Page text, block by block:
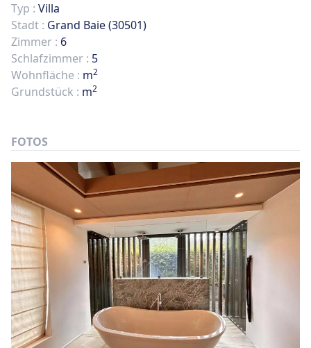
Typ : Villa
Stadt : Grand Baie (30501)
Zimmer : 6
Schlafzimmer : 5
Wohnfläche : m2
Grundstück : m2
FOTOS